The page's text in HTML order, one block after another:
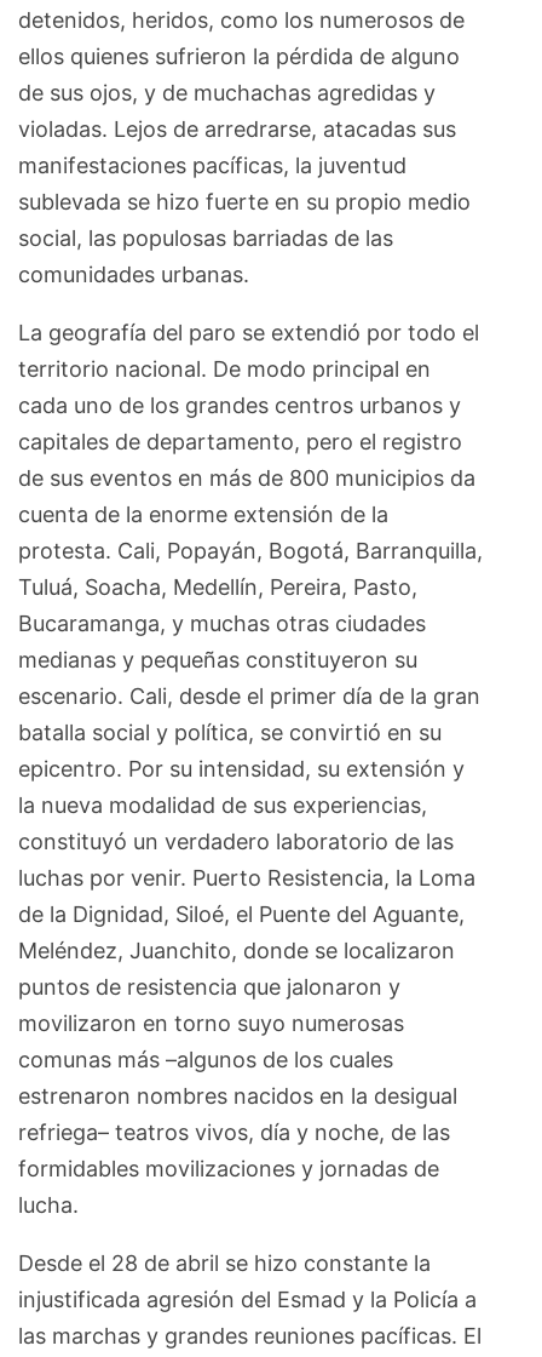
detenidos, heridos, como los numerosos de
ellos quienes sufrieron la pérdida de alguno
de sus ojos, y de muchachas agredidas y
violadas. Lejos de arredrarse, atacadas sus
manifestaciones pacíficas, la juventud
sublevada se hizo fuerte en su propio medio
social, las populosas barriadas de las
comunidades urbanas.
La geografía del paro se extendió por todo el
territorio nacional. De modo principal en
cada uno de los grandes centros urbanos y
capitales de departamento, pero el registro
de sus eventos en más de 800 municipios da
cuenta de la enorme extensión de la
protesta. Cali, Popayán, Bogotá, Barranquilla,
Tuluá, Soacha, Medellín, Pereira, Pasto,
Bucaramanga, y muchas otras ciudades
medianas y pequeñas constituyeron su
escenario. Cali, desde el primer día de la gran
batalla social y política, se convirtió en su
epicentro. Por su intensidad, su extensión y
la nueva modalidad de sus experiencias,
constituyó un verdadero laboratorio de las
luchas por venir. Puerto Resistencia, la Loma
de la Dignidad, Siloé, el Puente del Aguante,
Meléndez, Juanchito, donde se localizaron
puntos de resistencia que jalonaron y
movilizaron en torno suyo numerosas
comunas más –algunos de los cuales
estrenaron nombres nacidos en la desigual
refriega– teatros vivos, día y noche, de las
formidables movilizaciones y jornadas de
lucha.
Desde el 28 de abril se hizo constante la
injustificada agresión del Esmad y la Policía a
las marchas y grandes reuniones pacíficas. El